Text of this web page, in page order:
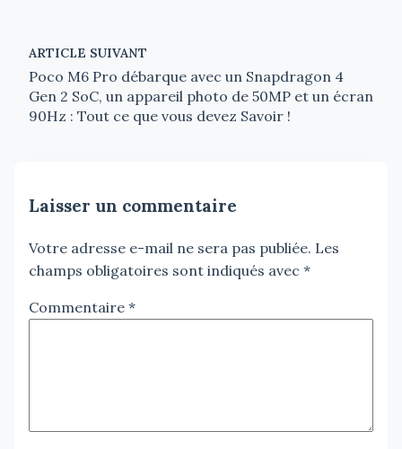
ARTICLE SUIVANT
Poco M6 Pro débarque avec un Snapdragon 4
Gen 2 SoC, un appareil photo de 50MP et un écran
90Hz : Tout ce que vous devez Savoir !
Laisser un commentaire
Votre adresse e-mail ne sera pas publiée. Les
champs obligatoires sont indiqués avec *
Commentaire *